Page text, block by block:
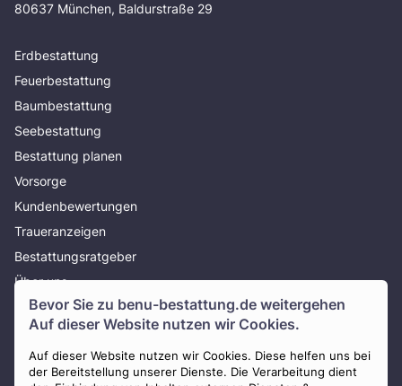
Bevor Sie zu benu-bestattung.de weitergehen
Auf dieser Website nutzen wir Cookies.
Auf dieser Website nutzen wir Cookies. Diese helfen uns bei
der Bereitstellung unserer Dienste. Die Verarbeitung dient
80637 München, Baldurstraße 29
Erdbestattung
Feuerbestattung
Baumbestattung
Seebestattung
Bestattung planen
Vorsorge
Kundenbewertungen
Traueranzeigen
Bestattungsratgeber
Über uns
Presse
AGB
Impressum
Datenschutz